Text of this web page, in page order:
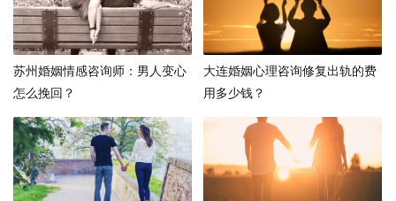
苏州婚姻情感咨询师：男人变心
怎么挽回？
大连婚姻心理咨询修复出轨的费
用多少钱？